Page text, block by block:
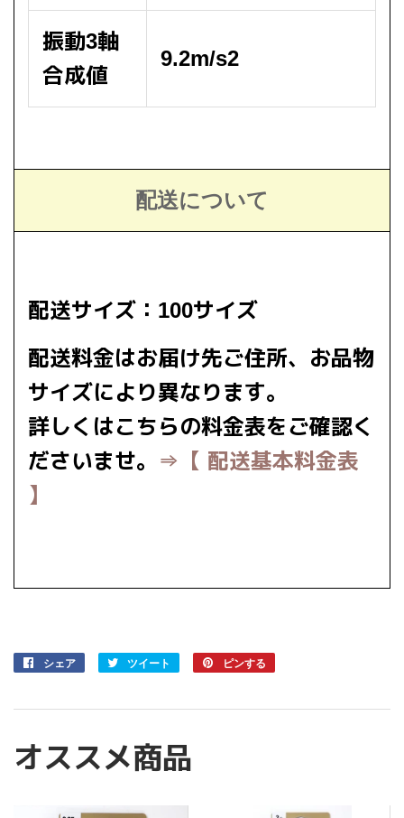
振動3軸
合成値
9.2m/s2
配送について
配送サイズ：100サイズ
配送料金はお届け先ご住所、お品物
サイズにより異なります。
詳しくはこちらの料金表をご確認く
ださいませ。
⇒【 配送基本料金表
】
シェア
Facebook
す
ツイート
Twitter
す
る
ピンする
オススメ商品